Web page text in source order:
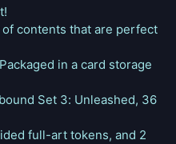
contents that are perfect
in a card storage
Set 3: Unleashed, 36
full-art tokens, and 2